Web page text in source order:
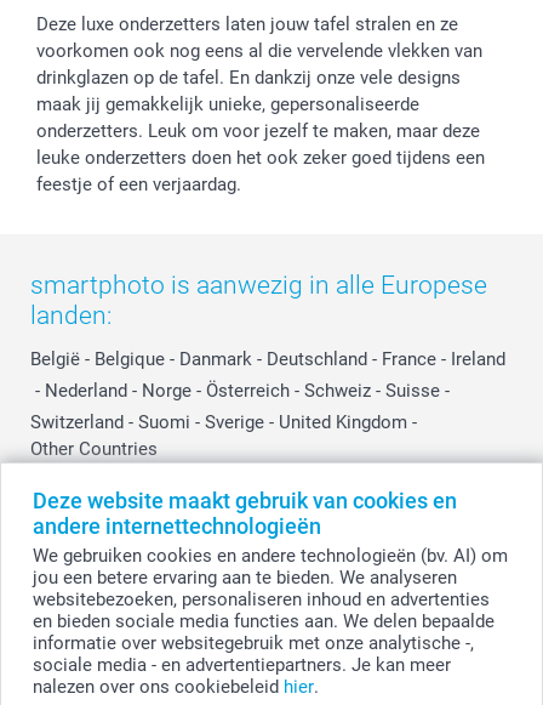
Deze website maakt gebruik van cookies en
andere internettechnologieën
We gebruiken cookies en andere technologieën (bv. AI) om
jou een betere ervaring aan te bieden. We analyseren
websitebezoeken, personaliseren inhoud en advertenties
en bieden sociale media functies aan. We delen bepaalde
informatie over websitegebruik met onze analytische -,
sociale media - en advertentiepartners. Je kan meer
nalezen over ons cookiebeleid hier.
Reviews
Prijslijst
Investor Relations
service@smartphoto.nl
Affiliate partnerprogramma
Partnerships
Influencer partnerprogramma
Huwelijk
Deze luxe onderzetters laten jouw tafel stralen en ze
voorkomen ook nog eens al die vervelende vlekken van
drinkglazen op de tafel. En dankzij onze vele designs
maak jij gemakkelijk unieke, gepersonaliseerde
onderzetters. Leuk om voor jezelf te maken, maar deze
leuke onderzetters doen het ook zeker goed tijdens een
feestje of een verjaardag.
smartphoto is aanwezig in alle Europese
landen:
België - Belgique - Danmark - Deutschland - France - Ireland
- Nederland - Norge - Österreich - Schweiz - Suisse -
Switzerland - Suomi - Sverige - United Kingdom -
Other Countries
© smartphoto group. Alle rechten voorbehouden.Disclaimer
Alle prijzen zijn in EURO (€) inclusief BTW en exclusief verzendkosten.